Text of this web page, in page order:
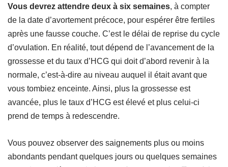
Vous devrez attendre deux à six semaines, à compter
de la date d’avortement précoce, pour espérer être fertiles
après une fausse couche. C’est le délai de reprise du cycle
d’ovulation. En réalité, tout dépend de l’avancement de la
grossesse et du taux d’HCG qui doit d’abord revenir à la
normale, c’est-à-dire au niveau auquel il était avant que
vous tombiez enceinte. Ainsi, plus la grossesse est
avancée, plus le taux d’HCG est élevé et plus celui-ci
prend de temps à redescendre.
Vous pouvez observer des saignements plus ou moins
abondants pendant quelques jours ou quelques semaines